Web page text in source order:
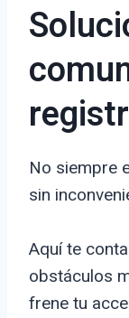
No siempre
sin
Aquí te
obstáculos
frene tu